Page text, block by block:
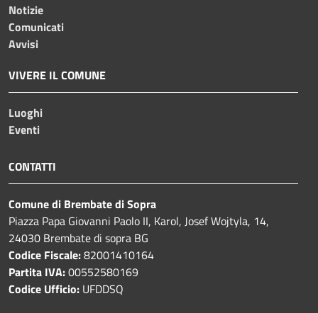
Notizie
Comunicati
Avvisi
VIVERE IL COMUNE
Luoghi
Eventi
CONTATTI
Comune di Brembate di Sopra
Piazza Papa Giovanni Paolo II, Karol, Josef Wojtyla, 14,
24030 Brembate di sopra BG
Codice Fiscale:82001410164
Partita IVA:00552580169
Codice Ufficio: UFDDSQ